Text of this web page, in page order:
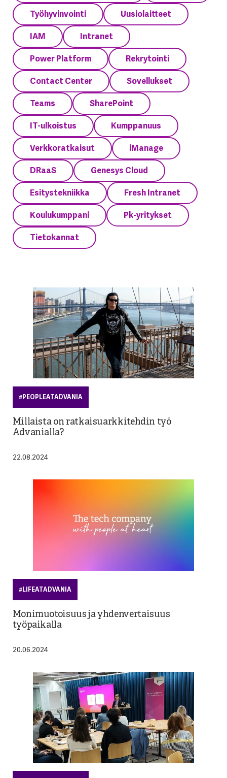
Työhyvinvointi Uusiolaitteet
IAM Intranet
Power Platform Rekrytointi
Contact Center Sovellukset
Teams SharePoint
IT-ulkoistus Kumppanuus
Verkkoratkaisut iManage
DRaaS Genesys Cloud
Esitystekniikka Fresh Intranet
Koulukumppani Pk-yritykset
Tietokannat
#PEOPLEATADVANIA
Millaista on ratkaisuarkkitehdin työ
Advanialla?
22.08.2024
#LIFEATADVANIA
Monimuotoisuus ja yhdenvertaisuus
työpaikalla
20.06.2024